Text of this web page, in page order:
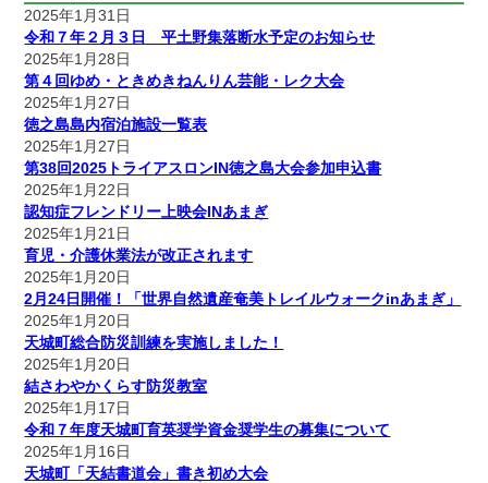
2025年1月31日
令和７年２月３日 平土野集落断水予定のお知らせ
2025年1月28日
第４回ゆめ・ときめきねんりん芸能・レク大会
2025年1月27日
徳之島島内宿泊施設一覧表
2025年1月27日
第38回2025トライアスロンIN徳之島大会参加申込書
2025年1月22日
認知症フレンドリー上映会INあまぎ
2025年1月21日
育児・介護休業法が改正されます
2025年1月20日
2月24日開催！「世界自然遺産奄美トレイルウォークinあまぎ」
2025年1月20日
天城町総合防災訓練を実施しました！
2025年1月20日
結さわやかくらす防災教室
2025年1月17日
令和７年度天城町育英奨学資金奨学生の募集について
2025年1月16日
天城町「天結書道会」書き初め大会